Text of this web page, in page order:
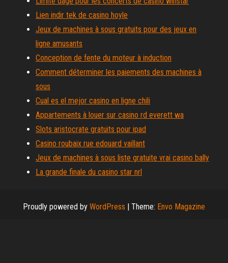
Lien indir tek de casino hoyle
Jeux de machines à sous gratuits pour des jeux en
ligne amusants
Conception de fente du moteur à induction
Comment déterminer les paiements des machines à
sous
Cual es el mejor casino en ligne chili
Appartements à louer sur casino rd everett wa
Slots aristocrate gratuits pour ipad
Casino roubaix rue edouard vaillant
Jeux de machines à sous liste gratuite vrai casino bally
La grande finale du casino star nrl
Proudly powered by WordPress | Theme: Envo Magazine